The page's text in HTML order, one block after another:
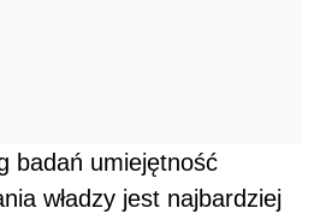
badań umiejętność
władzy jest najbardziej